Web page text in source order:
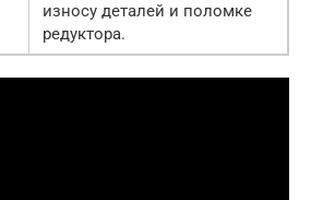
износу деталей и поломке
редуктора.